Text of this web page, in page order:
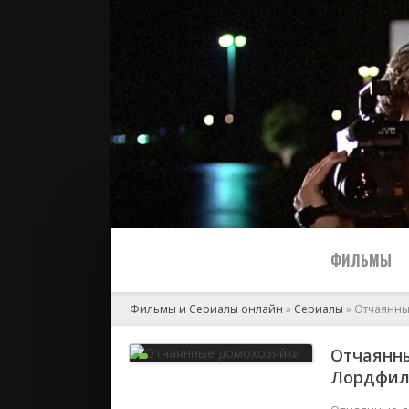
ФИЛЬМЫ
2024
Фильмы и Сериалы онлайн » Сериалы »